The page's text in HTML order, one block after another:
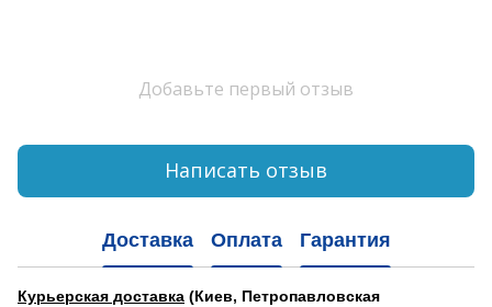
Добавьте первый отзыв
Написать отзыв
Доставка Оплата Гарантия
Курьерская доставка (Киев, Петропавловская